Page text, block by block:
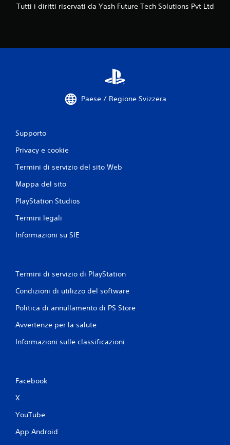
Tutti i diritti riservati da Yash Future Tech Solutions Pvt Ltd
Paese / Regione Svizzera
Supporto
Privacy e cookie
Termini di servizio del sito Web
Mappa del sito
PlayStation Studios
Termini legali
Informazioni su SIE
Termini di servizio di PlayStation
Condizioni di utilizzo del software
Politica di annullamento di PS Store
Avvertenze per la salute
Informazioni sulle classificazioni
Facebook
X
YouTube
App Android